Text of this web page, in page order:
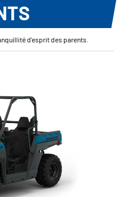
d'esprit des parents.